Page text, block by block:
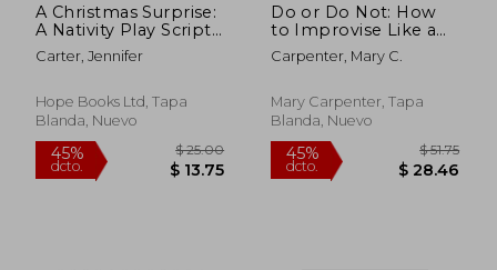
A Christmas Surprise:
A Nativity Play Script
For Children (en
Inglés)
Carter, Jennifer
Hope Books Ltd, Tapa
Blanda, Nuevo
Do or Do Not: How
to Improvise Like a
Jedi (en Inglés)
Carpenter, Mary C.
Mary Carpenter, Tapa
Blanda, Nuevo